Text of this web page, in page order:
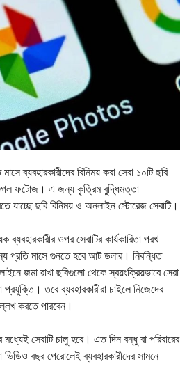
ব্যবহারকারীদের বিনিময় করা সেরা ১০টি ছবি
গুগল ফটোজ। এ জন্য কৃত্রিম বুদ্ধিমত্তা
যাচ্ছে ছবি বিনিময় ও অনলাইন স্টোরেজ সেবাটি।
ব্যবহারকারীর ওপর সেবাটির কার্যকারিতা পরখ
প্রতি মাসে গুনতে হবে আট ডলার। নিবন্ধিত
জমা রাখা ছবিগুলো থেকে স্বয়ংক্রিয়ভাবে সেরা
তবে ব্যবহারকারীরা চাইলে নিজেদের
করতে পারবেন।
সেবাটি চালু হবে। এত দিন বন্ধু বা পরিবারের
বছর পেরোলেই ব্যবহারকারীদের সামনে